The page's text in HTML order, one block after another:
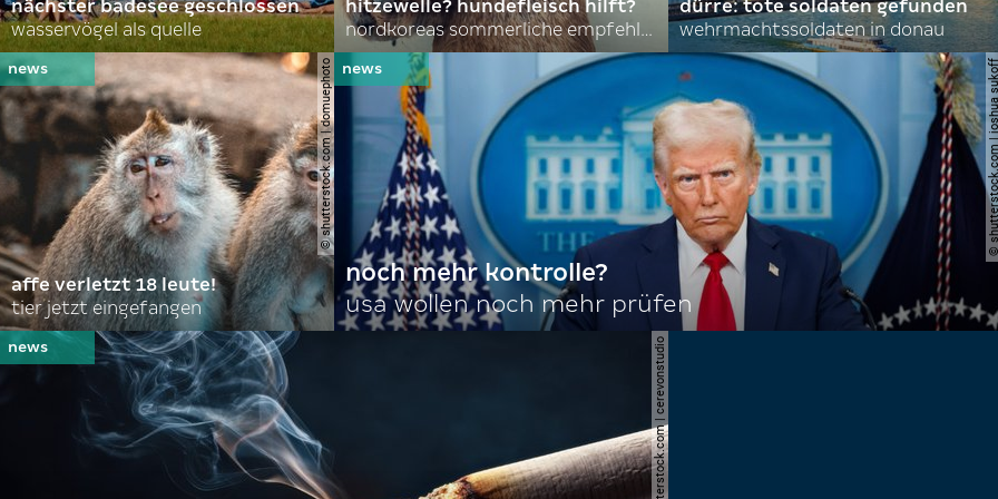
nächster badesee geschlossen
wasservögel als quelle
hitzewelle? hundefleisch hilft?
nordkoreas sommerliche empfehlungen
dürre: tote soldaten gefunden
wehrmachtssoldaten in donau
© shutterstock.com | domuephoto
affe verletzt 18 leute!
tier jetzt eingefangen
©
noch mehr kontrolle?
usa wollen noch mehr prüfen
© shutterstock.com | cerevonstudio